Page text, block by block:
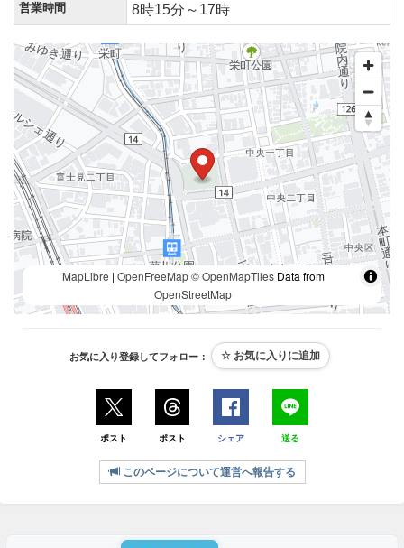
営業時間 8時15分～17時
MapLibre | OpenFreeMap © OpenMapTilesData from
OpenStreetMap
お気に入り登録してフォロー：
ポスト ポスト シェア 送る
このページについて運営へ報告する